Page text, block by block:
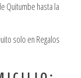
Quitumbe hasta la
solo en Regalos